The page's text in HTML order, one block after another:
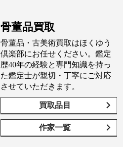
骨董品買取
骨董品・古美術買取はほくゆう
倶楽部にお任せください。鑑定
歴40年の経験と専門知識を持っ
た鑑定士が親切・丁寧にご対応
させていただきます。
買取品目
作家一覧